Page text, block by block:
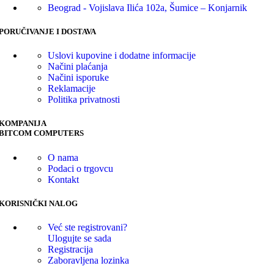
Beograd - Vojislava Ilića 102a, Šumice – Konjarnik
I DOSTAVA
Uslovi kupovine i dodatne informacije
Načini plaćanja
Načini isporuke
Reklamacije
Politika privatnosti
COMPUTERS
O nama
Podaci o trgovcu
Kontakt
NALOG
Već ste registrovani?
Ulogujte se sada
Registracija
Zaboravljena lozinka